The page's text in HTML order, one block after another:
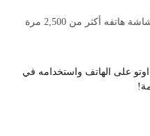
هل تعلم أن المستخدم العادي يلمس شاشة هاتفه أكثر من 2,500 مرة
على الهاتف واستخدامه في